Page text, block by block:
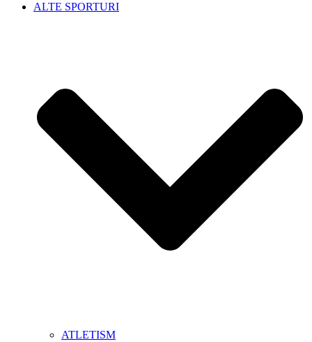
ALTE SPORTURI
ATLETISM